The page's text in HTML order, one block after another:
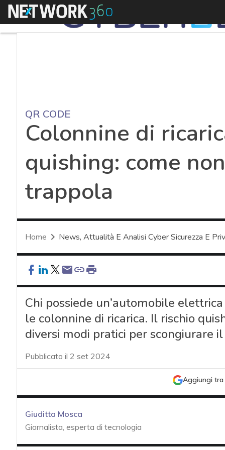
Menu
QR CODE
Colonnine di
quishing: come
trappola
Home News, Attualità E Analisi Cyber Sicurezza E
Chi possiede un’automobile
le colonnine di ricarica. Il rischio
diversi modi pratici per scongiurare
Pubblicato il 2 set 2024
Aggiungi tra
Giuditta Mosca
Giornalista, esperta di tecnologia